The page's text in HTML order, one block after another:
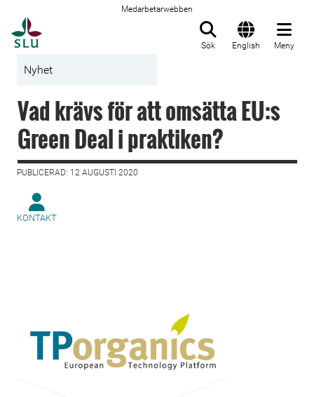
Medarbetarwebben
Sök English Meny
Nyhet
Vad krävs för att omsätta EU:s
Green Deal i praktiken?
PUBLICERAD: 12 AUGUSTI 2020
KONTAKT